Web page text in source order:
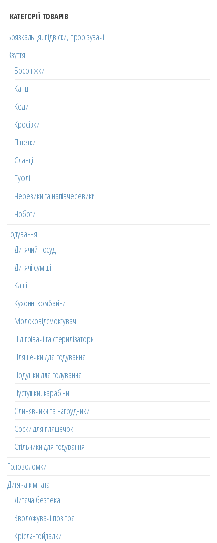
КАТЕГОРІЇ ТОВАРІВ
Брязкальця, підвіски, прорізувачі
Взуття
Босоніжки
Капці
Кеди
Кросівки
Пінетки
Сланці
Туфлі
Черевики та напівчеревики
Чоботи
Годування
Дитячий посуд
Дитячі суміші
Каші
Кухонні комбайни
Молоковідсмоктувачі
Підігрівачі та стерилізатори
Пляшечки для годування
Подушки для годування
Пустушки, карабіни
Слинявчики та нагрудники
Соски для пляшечок
Стільчики для годування
Головоломки
Дитяча кімната
Дитяча безпека
Зволожувачі повітря
Крісла-гойдалки